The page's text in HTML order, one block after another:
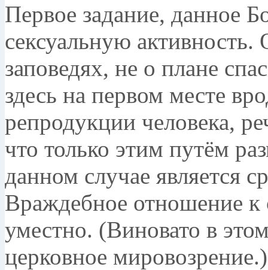
Первое задание, данное
сексуальную
заповедях, не о плане
здесь на первом месте
репродукции человека,
что только этим путём
данном случае является
Враждебное отношение к
уместно. (Виновато в
церковное мировозрение.)